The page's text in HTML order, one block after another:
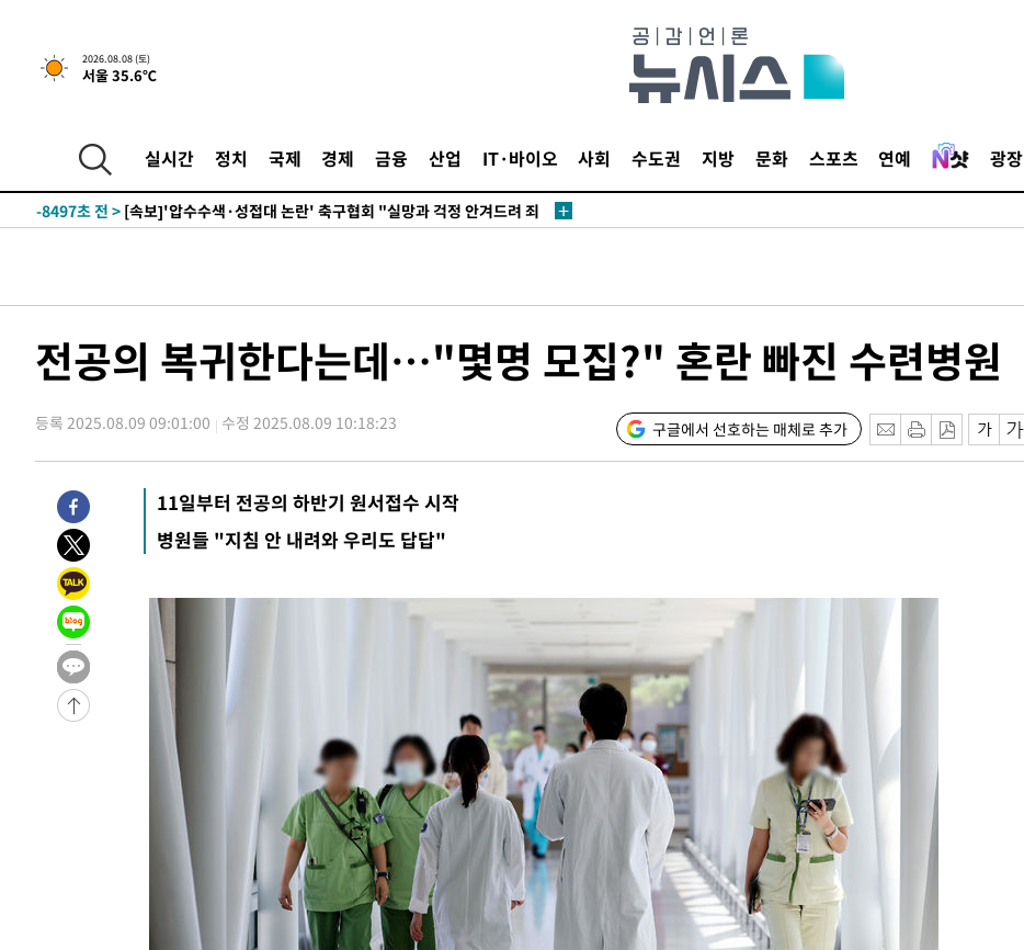
2026.08.08 (토)
서울 35.6℃
실시간 정치 국제 경제 금융 산업 IT·바이오 사회 수도권 지방 문화 스포츠 연예 광장
-19825초 전 >선재도서 해루질 나섰다 실종 60대, 닷새 만에 숨진 채 발견
-17359초 전 >남자 농구, 나고야 아시안게임서 '홈팀' 일본과 한일전
-12962초 전 >
극한폭염 한풀 꺾이지만…'낮 최고 35도' 무더위, 열대야 계속[다음
주 날씨]
-9980초 전 >
-8497초 전 > [속보]'압수수색·성접대 논란' 축구협회 "실망과 걱정 안겨드려 죄
-32083초 전 >온열질환 사망자 3명 늘어…누적 환자 3000명 돌파
-22135초 전 >백운산서 80년근 천종산삼 9뿌리 발견…감정가 1.3억원
-17379초 전 >남자 농구, 나고야 아시안게임서 '홈팀' 일본과 한일전
-16755초 전 >여수 오동도 해상서 모터보트 전복…1명 사망·1명 실종
-12982초 전 >
극한폭염 한풀 꺾이지만…'낮 최고 35도' 무더위, 열대야 계속[다음
주 날씨]
-10000초 전 >
축구협회 "압수수색·성접대 논란 사과…쇄신의 기회로 삼겠다"
-8517초 전 >
[속보]'압수수색·성접대 논란' 축구협회 "실망과 걱정 안겨드려 죄
송"
47분 전 >
2시간 전 >
[속보]뉴욕증시 상승 마감…S&P 0.6% 나스닥 1.3%↑
전공의 복귀한다는데…"몇명 모집?" 혼란 빠진 수련병원
등록 2025.08.09 09:01:00 수정 2025.08.09 10:18:23 구글에서 선호하는 매체로 추가
11일부터 전공의 하반기 원서접수 시작
병원들 "지침 안 내려와 우리도 답답"